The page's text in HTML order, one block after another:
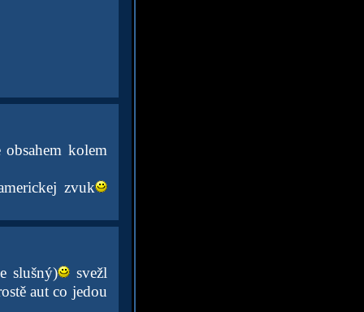
kolem
zvuk
slušný)
svežl
aut co jedou